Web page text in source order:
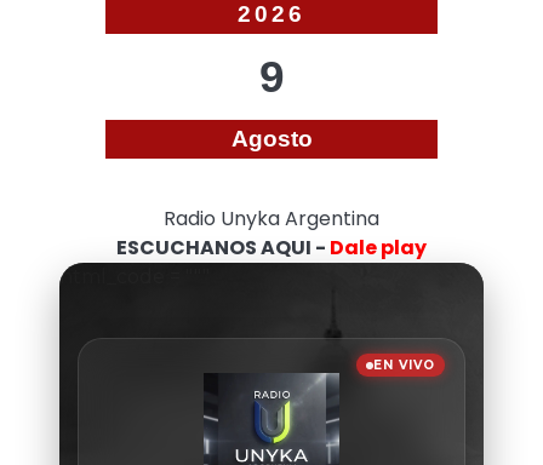
2026
9
Agosto
Radio Unyka Argentina
ESCUCHANOS AQUI - Dale play